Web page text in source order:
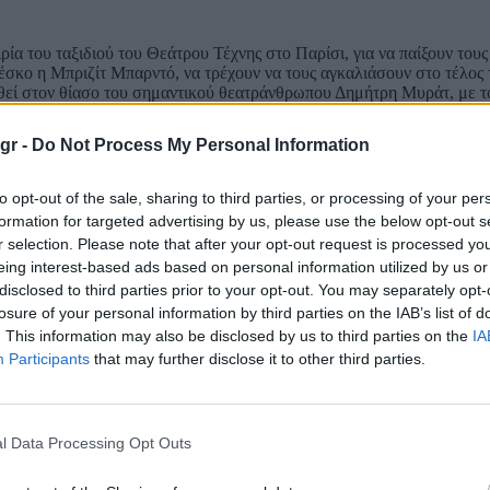
- Do Not Process My Personal Information
opt-out of the sale, sharing to third parties, or processing of your
for targeted advertising by us, please use the below opt-out
selection. Please note that after your opt-out request is processed
interest-based ads based on personal information utilized by us
to third parties prior to your opt-out. You may separately
of your personal information by third parties on the IAB’s list of
This information may also be disclosed by us to third parties on the
Participants that may further disclose it to other third parties.
Data Processing Opt Outs
ταξιδιού του Θεάτρου Τέχνης στο Παρίσι, για να παίξουν
η Μπριζίτ Μπαρντό, να τρέχουν να τους αγκαλιάσουν στο τέλος
στον θίασο του σημαντικού θεατράνθρωπου Δημήτρη Μυράτ, με
και φυσικά την υποκριτική του ικανότητα.
ρόλο στο αισθηματικό δράμα του Δαλιανίδη «Εγωισμός», ενώ
με την Τζένη Καρέζη και τον Αλέκο Αλεξανδράκη. Σε αυτές τις δυο
ρόλο, ενός ληστή στον κάμπο την εποχή του ξεσηκωμού των
δίπλα στον Μάνο Κατράκη και τον Νίκο Κούρκουλο, ένα
σε σπουδαίους ηθοποιούς, όπως οι Αλέξης Μινωτής, Κατίνα
σκηνές, δοκιμάζοντας όλα τα θεατρικά είδη, στο σινεμά θα
και «Κατηγορώ τους Ανθρώπους». Το 1966 θα έρθει και ο
του ξεχωριστού Έλληνα σκηνοθέτη Τάκη Κανελλόπουλου.
του Νίκου Φώσκολου «Οι Σφαίρες Δεν Γυρίζουν Πίσω», ενώ
θα παίξει δίπλα στο πρωταγωνιστικό ζευγάρι Βουγιουκλάκη-